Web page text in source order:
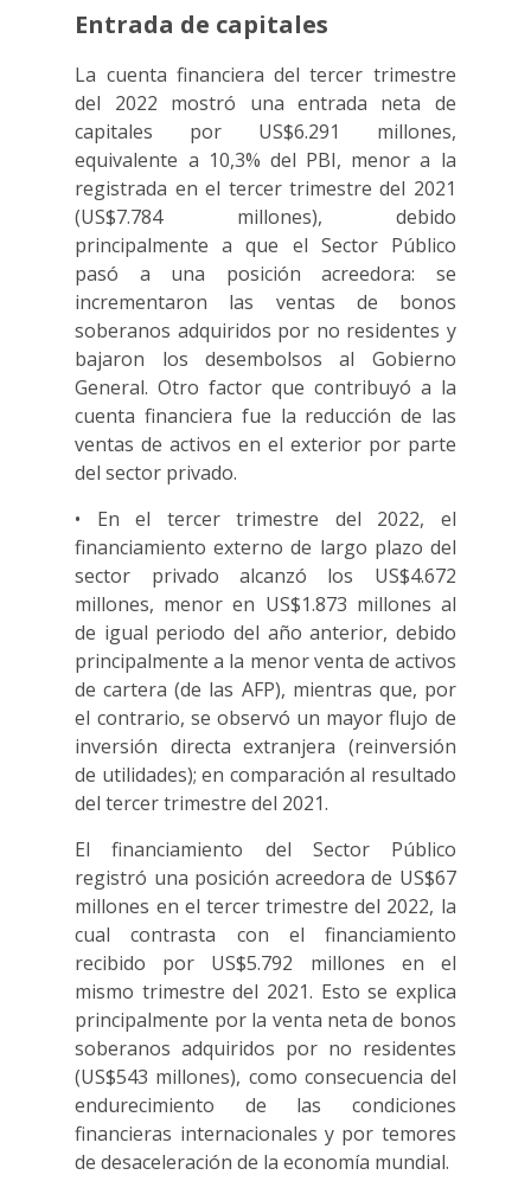
Entrada de capitales
La cuenta financiera del tercer trimestre
del 2022 mostró una entrada neta de
capitales por US$6.291 millones,
equivalente a 10,3% del PBI, menor a la
registrada en el tercer trimestre del 2021
(US$7.784 millones), debido
principalmente a que el Sector Público
pasó a una posición acreedora: se
incrementaron las ventas de bonos
soberanos adquiridos por no residentes y
bajaron los desembolsos al Gobierno
General. Otro factor que contribuyó a la
cuenta financiera fue la reducción de las
ventas de activos en el exterior por parte
del sector privado.
• En el tercer trimestre del 2022, el
financiamiento externo de largo plazo del
sector privado alcanzó los US$4.672
millones, menor en US$1.873 millones al
de igual periodo del año anterior, debido
principalmente a la menor venta de activos
de cartera (de las AFP), mientras que, por
el contrario, se observó un mayor flujo de
inversión directa extranjera (reinversión
de utilidades); en comparación al resultado
del tercer trimestre del 2021.
El financiamiento del Sector Público
registró una posición acreedora de US$67
millones en el tercer trimestre del 2022, la
cual contrasta con el financiamiento
recibido por US$5.792 millones en el
mismo trimestre del 2021. Esto se explica
principalmente por la venta neta de bonos
soberanos adquiridos por no residentes
(US$543 millones), como consecuencia del
endurecimiento de las condiciones
financieras internacionales y por temores
de desaceleración de la economía mundial.